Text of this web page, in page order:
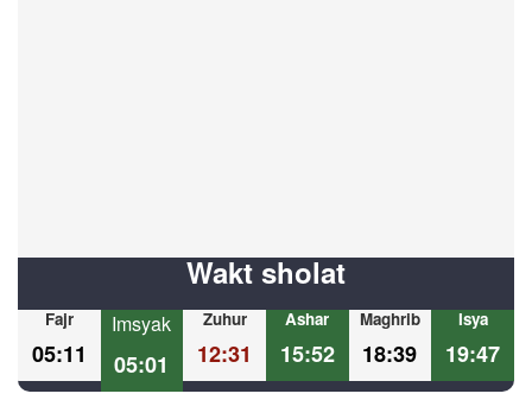
Wakt sholat
Fajr
05:11
Imsyak
05:01
Zuhur
12:31
Ashar
15:52
Maghrib
18:39
Isya
19:47